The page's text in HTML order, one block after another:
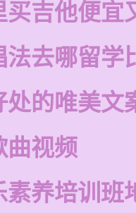
买吉他便宜
法去哪留学
处的唯美文
曲视频
素养培训班